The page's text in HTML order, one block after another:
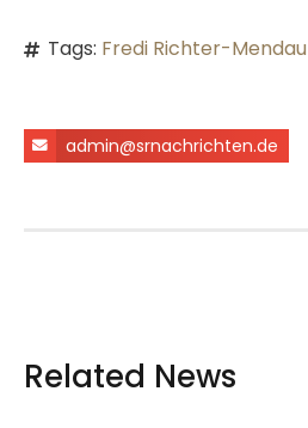
Tags: Fredi Richter-Mendau
admin@srnachrichten.de
Related News